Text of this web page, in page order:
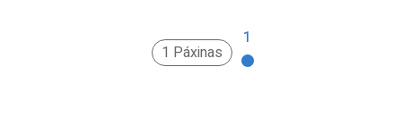
1 Páxinas
1